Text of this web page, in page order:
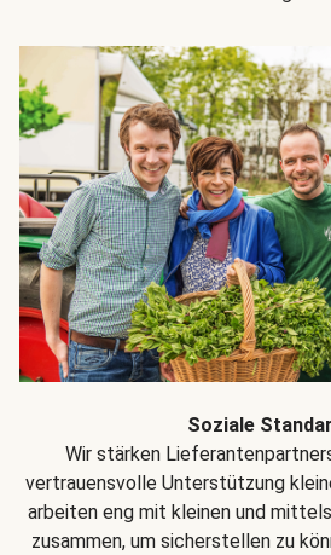
Soziale
Wir stärken
vertrauensvolle Unterstützung
arbeiten eng mit kleinen und
zusammen, um sicherstellen zu